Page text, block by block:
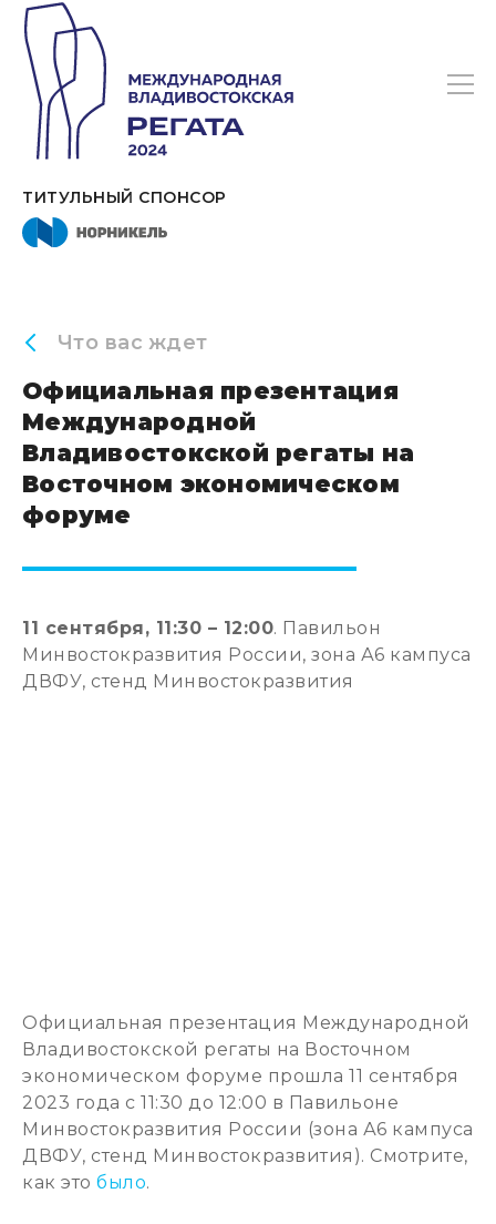
ТИТУЛЬНЫЙ СПОНСОР
Что вас ждет
Официальная презентация
Международной
Владивостокской регаты на
Восточном экономическом
форуме
11 сентября, 11:30 – 12:00. Павильон
Минвостокразвития России, зона А6 кампуса
ДВФУ, стенд Минвостокразвития
Официальная презентация Международной
Владивостокской регаты на Восточном
экономическом форуме прошла 11 сентября
2023 года с 11:30 до 12:00 в Павильоне
Минвостокразвития России (зона А6 кампуса
ДВФУ, стенд Минвостокразвития). Смотрите,
как это было.